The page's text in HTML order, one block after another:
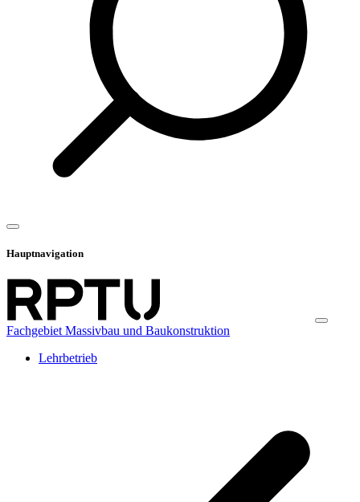
Hauptnavigation
Fachgebiet Massivbau und Baukonstruktion
Lehrbetrieb